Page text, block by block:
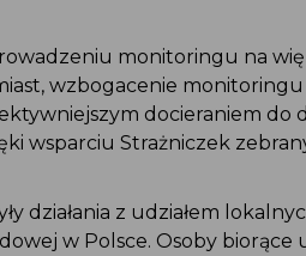
monitoringu na
wzbogacenie
docieraniem do
wsparciu Strażniczek
działania z udziałem
w Polsce. Osoby biorące